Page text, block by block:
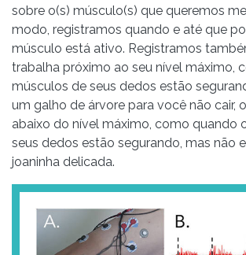
sobre o(s) músculo(s) que queremos
modo, registramos quando e até que
músculo está ativo. Registramos
trabalha próximo ao seu nível máximo,
músculos de seus dedos estão
um galho de árvore para você não cair,
abaixo do nível máximo, como quando
seus dedos estão segurando, mas não
joaninha delicada.